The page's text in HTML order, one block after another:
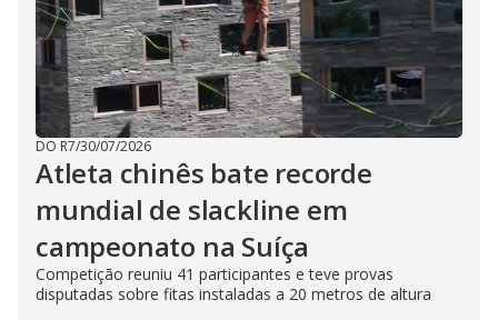
DO R7/30/07/2026
Atleta chinês bate recorde
mundial de slackline em
campeonato na Suíça
Competição reuniu 41 participantes e teve provas
disputadas sobre fitas instaladas a 20 metros de altura